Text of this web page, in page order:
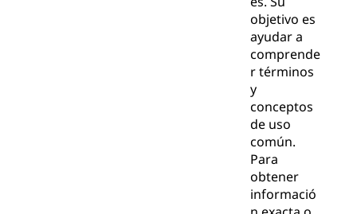
objetivo es
ayudar a
comprende
r términos
y
conceptos
de uso
común.
Para
obtener
informació